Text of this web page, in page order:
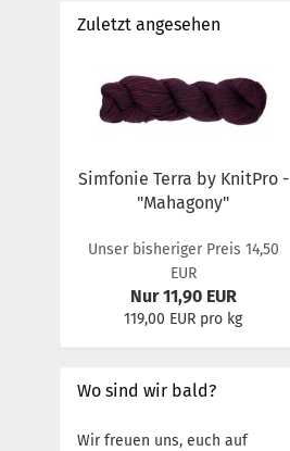
Zuletzt angesehen
Simfonie Terra by KnitPro -
"Mahagony"
Unser bisheriger Preis 14,50
EUR
Nur 11,90 EUR
119,00 EUR pro kg
Wo sind wir bald?
Wir freuen uns, euch auf